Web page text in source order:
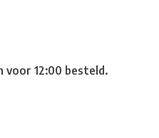
voor 12:00 besteld.